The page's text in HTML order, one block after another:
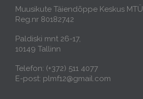
Muusikute Täiendõppe Keskus MTÜ
Reg.nr 80182742
Paldiski mnt 26-17,
10149 Tallinn
Telefon: (+372) 511 4077
E-post: plmf12@gmail.com